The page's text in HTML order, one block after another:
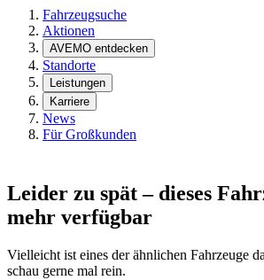
Fahrzeugsuche
Aktionen
AVEMO entdecken
Standorte
Leistungen
Karriere
News
Für Großkunden
Leider zu spät – dieses
mehr verfügbar
Vielleicht ist eines der ähnlichen Fahrzeuge
schau gerne mal rein.